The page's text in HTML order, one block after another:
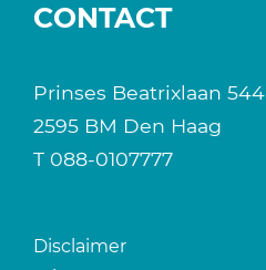
CONTACT
Prinses Beatrixlaan 544
2595 BM Den Haag
T 088-0107777
Disclaimer